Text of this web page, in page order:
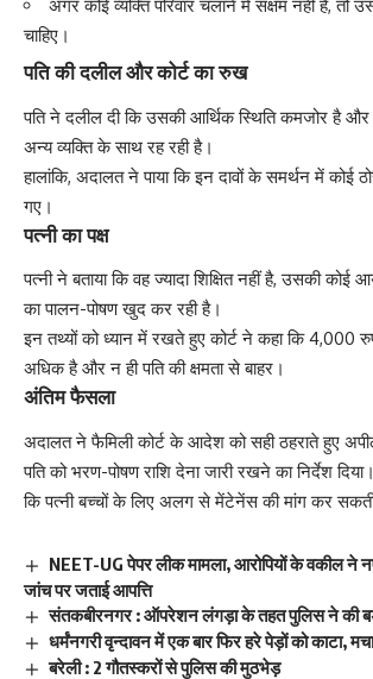
अगर कोई व्यक्ति परिवार चलाने में सक्षम नहीं है, तो
चाहिए।
पति की दलील और कोर्ट का रुख
पति ने दलील दी कि उसकी आर्थिक स्थिति कमजोर है और
अन्य व्यक्ति के साथ रह रही है।
हालांकि, अदालत ने पाया कि इन दावों के समर्थन में कोई
गए।
पत्नी का पक्ष
पत्नी ने बताया कि वह ज्यादा शिक्षित नहीं है, उसकी कोई
का पालन-पोषण खुद कर रही है।
इन तथ्यों को ध्यान में रखते हुए कोर्ट ने कहा कि 4,000
अधिक है और न ही पति की क्षमता से बाहर।
अंतिम फैसला
अदालत ने फैमिली कोर्ट के आदेश को सही ठहराते हुए
पति को भरण-पोषण राशि देना जारी रखने का निर्देश
कि पत्नी बच्चों के लिए अलग से मेंटेनेंस की मांग कर
NEET-UG पेपर लीक मामला, आरोपियों के वकील ने
जांच पर जताई आपत्ति
संतकबीरनगर : ऑपरेशन लंगड़ा के तहत पुलिस ने की
धर्मंनगरी वृन्दावन में एक बार फिर हरे पेड़ों को काटा,
बरेली : 2 गौतस्करों से पुलिस की मुठभेड़